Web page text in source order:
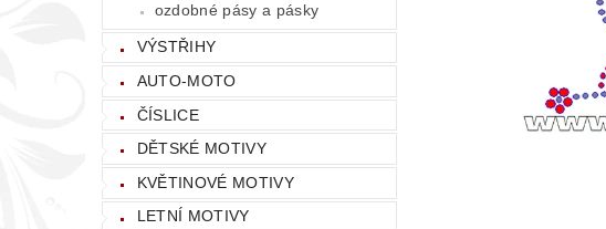
ozdobné pásy a pásky
VÝSTŘIHY
AUTO-MOTO
ČÍSLICE
DĚTSKÉ MOTIVY
KVĚTINOVÉ MOTIVY
LETNÍ MOTIVY